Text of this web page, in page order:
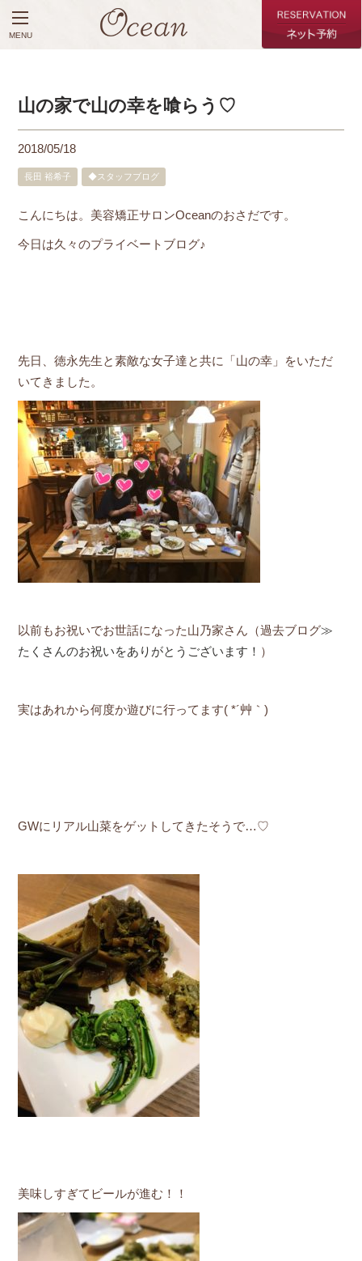
MENU
山の家で山の幸を喰らう♡
2018/05/18
長田 裕希子 ◆スタッフブログ
こんにちは。美容矯正サロンOceanのおさだです。
今日は久々のプライベートブログ♪
先日、徳永先生と素敵な女子達と共に「山の幸」をいただ
いてきました。
以前もお祝いでお世話になった山乃家さん（過去ブログ≫
たくさんのお祝いをありがとうございます！ ）
実はあれから何度か遊びに行ってます( *´艸｀)
GWにリアル山菜をゲットしてきたそうで…♡
美味しすぎてビールが進む！！